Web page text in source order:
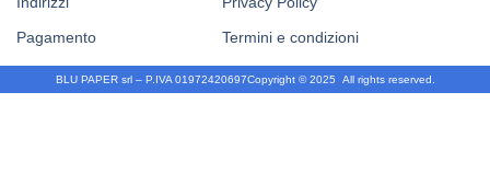
Termini e condizioni
Pagamento
Copyright © 2025. All rights reserved.
BLU PAPER srl – P.IVA 01972420697